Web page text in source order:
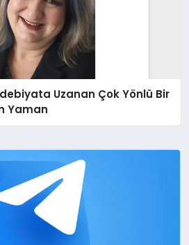
Uzanan Çok Yönlü Bir
Yaman